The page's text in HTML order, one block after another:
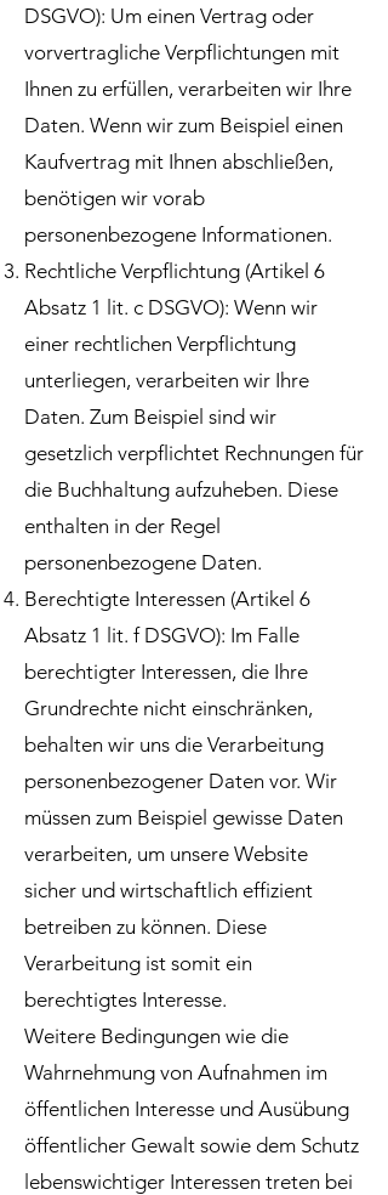
DSGVO): Um einen Vertrag oder
vorvertragliche Verpflichtungen mit
Ihnen zu erfüllen, verarbeiten wir Ihre
Daten. Wenn wir zum Beispiel einen
Kaufvertrag mit Ihnen abschließen,
benötigen wir vorab
personenbezogene Informationen.
Rechtliche Verpflichtung (Artikel 6
Absatz 1 lit. c DSGVO): Wenn wir
einer rechtlichen Verpflichtung
unterliegen, verarbeiten wir Ihre
Daten. Zum Beispiel sind wir
gesetzlich verpflichtet Rechnungen für
die Buchhaltung aufzuheben. Diese
enthalten in der Regel
personenbezogene Daten.
Berechtigte Interessen (Artikel 6
Absatz 1 lit. f DSGVO): Im Falle
berechtigter Interessen, die Ihre
Grundrechte nicht einschränken,
behalten wir uns die Verarbeitung
personenbezogener Daten vor. Wir
müssen zum Beispiel gewisse Daten
verarbeiten, um unsere Website
sicher und wirtschaftlich effizient
betreiben zu können. Diese
Verarbeitung ist somit ein
berechtigtes Interesse.
Weitere Bedingungen wie die
Wahrnehmung von Aufnahmen im
öffentlichen Interesse und Ausübung
öffentlicher Gewalt sowie dem Schutz
lebenswichtiger Interessen treten bei